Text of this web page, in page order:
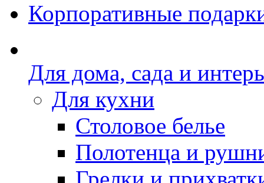
Корпоративные
Для дома, сада и
Для кухни
Столовое белье
Полотенца и